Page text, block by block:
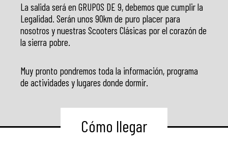
La salida será en GRUPOS DE 9, debemos que cumplir la
Legalidad. Serán unos 90km de puro placer para
nosotros y nuestras Scooters Clásicas por el corazón de
la sierra pobre.
Muy pronto pondremos toda la información, programa
de actividades y lugares donde dormir.
Cómo llegar